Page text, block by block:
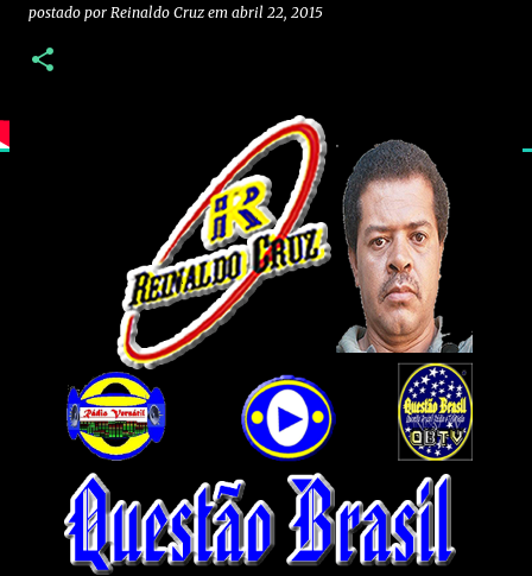
postado por Reinaldo Cruz em abril 22, 2015